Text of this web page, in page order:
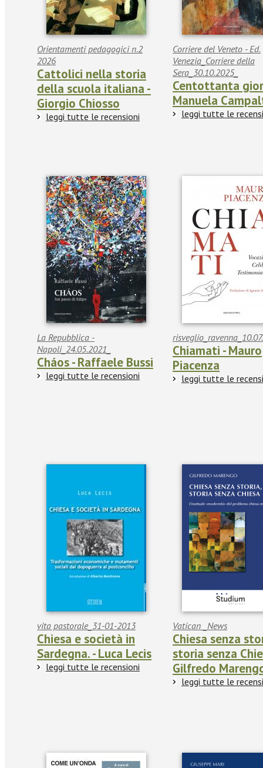
Orientamenti pedagogici n.2
2026
Cattolici nella storia
della scuola italiana -
Giorgio Chiosso
leggi tutte le recensioni
Corriere del Veneto - Ed.
Venezia_Corriere della
Sera_30.10.2025_
Centottanta
Manuela
leggi tutte le
La Repubblica -
Napoli_24.05.2021_
Cháos - Raffaele Bussi
leggi tutte le recensioni
Chiamati - Mauro
Piacenza
leggi tutte le
vita pastorale_31-01-2013
Chiesa e società in
Sardegna. - Luca Lecis
leggi tutte le recensioni
Vatican _News
Chiesa senza
storia senza
Gilfredo
leggi tutte le